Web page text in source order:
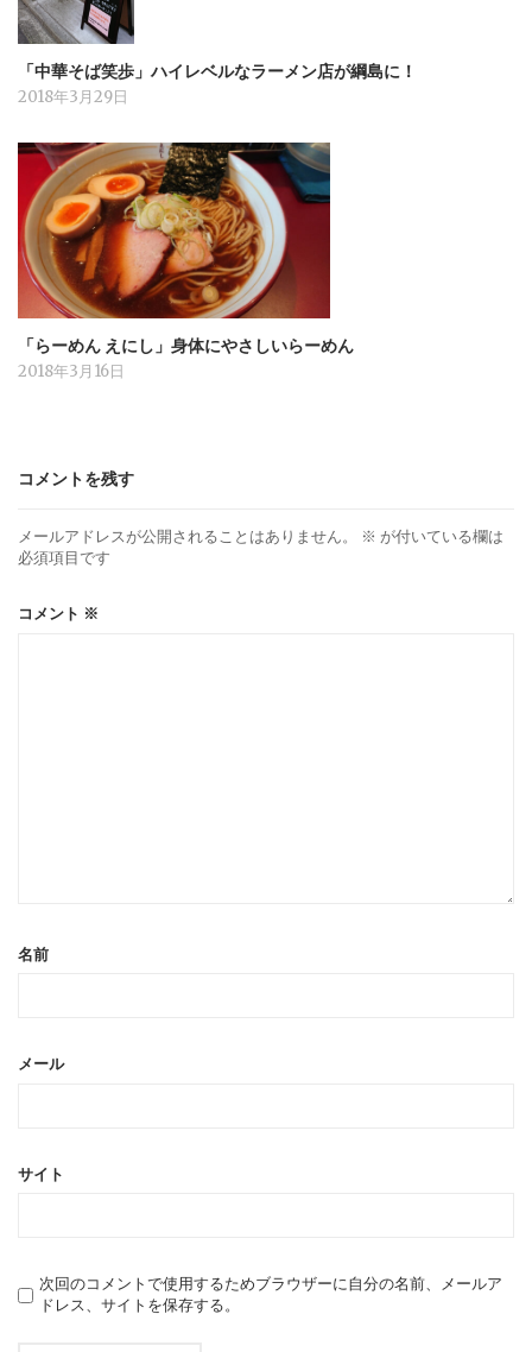
「中華そば笑歩」ハイレベルなラーメン店が綱島に！
2018年3月29日
「らーめん えにし」身体にやさしいらーめん
2018年3月16日
コメントを残す
メールアドレスが公開されることはありません。 ※ が付いている欄は
必須項目です
コメント ※
名前
メール
サイト
次回のコメントで使用するためブラウザーに自分の名前、メールア
ドレス、サイトを保存する。